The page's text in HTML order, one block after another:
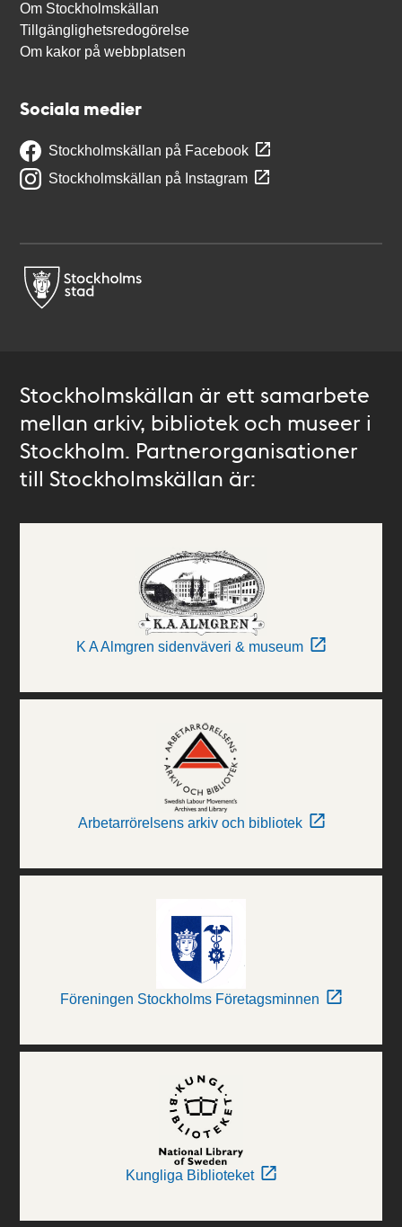
Om Stockholmskällan
Tillgänglighetsredogörelse
Om kakor på webbplatsen
Sociala medier
Stockholmskällan på Facebook
Stockholmskällan på Instagram
Stockholmskällan är ett samarbete
mellan arkiv, bibliotek och museer i
Stockholm. Partnerorganisationer
till Stockholmskällan är:
K A Almgren sidenväveri & museum
Arbetarrörelsens arkiv och bibliotek
Föreningen Stockholms Företagsminnen
Kungliga Biblioteket